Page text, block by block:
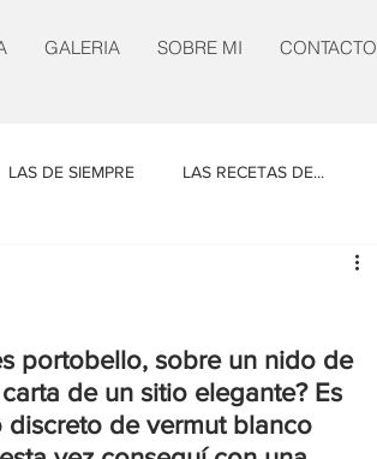
GALERIA SOBRE MI CONTACTO
LAS DE SIEMPRE LAS RECETAS DE...
portobello, sobre un nido de
de un sitio elegante? Es
de vermut blanco